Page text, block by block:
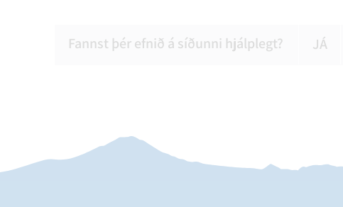
Fannst þér efnið á síðunni hjálplegt? JÁ